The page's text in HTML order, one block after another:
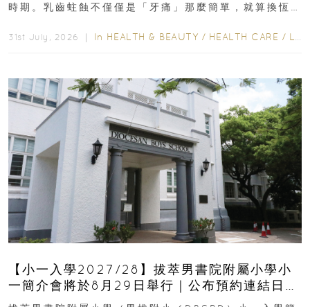
時期。乳齒蛀蝕不僅僅是「牙痛」那麼簡單，就算換恆
31st July, 2026 ｜ In HEALTH & BEAUTY / HEALTH CARE / LIFESTYLE
【小一入學2027/28】拔萃男書院附屬小學小
一簡介會將於8月29日舉行｜公布預約連結日期
｜更設有網上重溫